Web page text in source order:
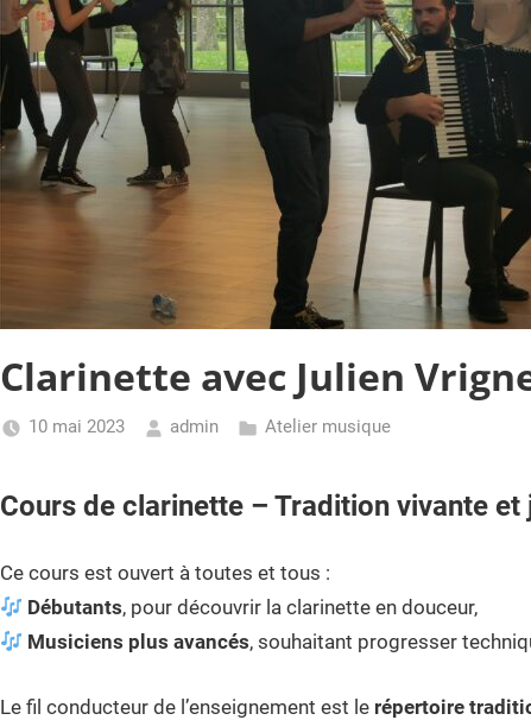
Clarinette avec Julien
10 mai 2023 admin Atelier musique
Cours de clarinette – Tradition vivante
Ce cours est ouvert à toutes et tous :
Débutants, pour découvrir la clarinette en douceur,
Musiciens plus avancés, souhaitant progresser
Le fil conducteur de l’enseignement est le répertoire